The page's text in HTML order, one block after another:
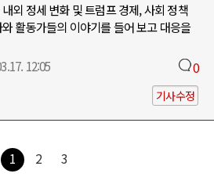
외 정세 변화 및 트럼프 경제, 사회 정책
활동가들의 이야기를 들어 보고 대응을
12:05 0
기사수정
1 2 3